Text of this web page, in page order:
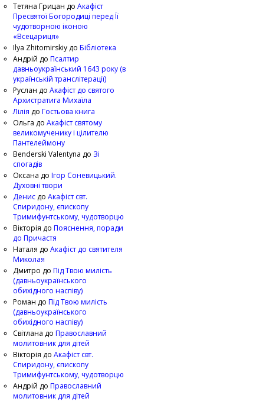
Тетяна Грицан до Акафіст
Пресвятої Богородиці перед Її
чудотворною іконою
«Всецариця»
Ilya Zhitomirskiy до Бібліотека
Андрій до Псалтир
давньоукраїнський 1643 року (в
українській транслітерації)
Руслан до Акафіст до святого
Архистратига Михаїла
Лілія до Гостьова книга
Ольга до Акафіст святому
великомученику і цілителю
Пантелеймону
Benderski Valentyna до Зі
спогадів
Оксана до Ігор Соневицький.
Духовні твори
Денис до Акафіст свт.
Спиридону, єпископу
Тримифунтському, чудотворцю
Вікторія до Пояснення, поради
до Причастя
Наталя до Акафіст до святителя
Миколая
Дмитро до Під Твою милість
(давньоукраїнського
обихідного наспіву)
Роман до Під Твою милість
(давньоукраїнського
обихідного наспіву)
Світлана до Православний
молитовник для дітей
Вікторія до Акафіст свт.
Спиридону, єпископу
Тримифунтському, чудотворцю
Андрій до Православний
молитовник для дітей